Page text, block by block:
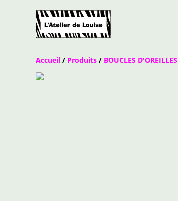
Accueil / Produits / BOUCLES D'OREILLES